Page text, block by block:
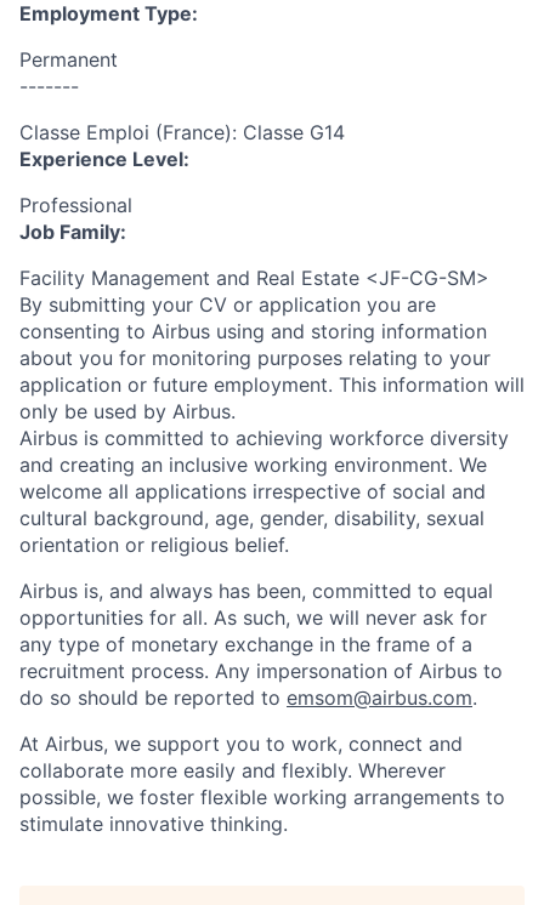
Employment Type:
Permanent
-------
Classe Emploi (France): Classe G14
Experience Level:
Professional
Job Family:
Facility Management and Real Estate <JF-CG-SM>
By submitting your CV or application you are
consenting to Airbus using and storing information
about you for monitoring purposes relating to your
application or future employment. This information will
only be used by Airbus.
Airbus is committed to achieving workforce diversity
and creating an inclusive working environment. We
welcome all applications irrespective of social and
cultural background, age, gender, disability, sexual
orientation or religious belief.
Airbus is, and always has been, committed to equal
opportunities for all. As such, we will never ask for
any type of monetary exchange in the frame of a
recruitment process. Any impersonation of Airbus to
do so should be reported to emsom@airbus.com.
At Airbus, we support you to work, connect and
collaborate more easily and flexibly. Wherever
possible, we foster flexible working arrangements to
stimulate innovative thinking.